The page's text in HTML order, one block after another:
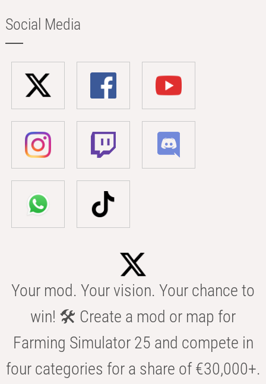
Social Media
Your mod. Your vision. Your chance to
win! 🛠️ Create a mod or map for
Farming Simulator 25 and compete in
four categories for a share of €30,000+.